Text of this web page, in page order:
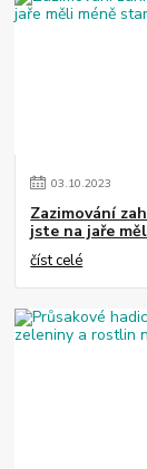
03.10.2023
Zazimování
jste na jaře
číst celé